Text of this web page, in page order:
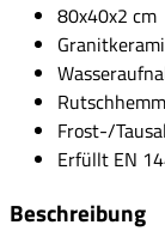
80x40x2 cm
Frost-/
Erfüllt EN
Beschreibung